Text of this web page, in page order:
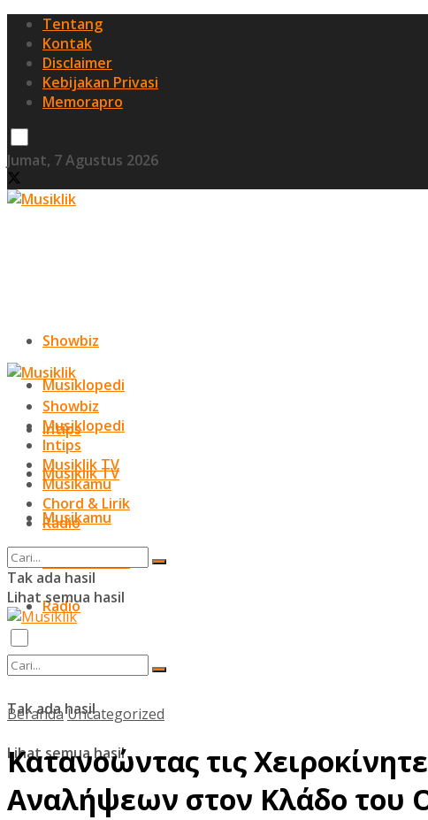
Tentang
Kontak
Disclaimer
Kebijakan Privasi
Memorapro
Jumat, 7 Agustus 2026
Showbiz
Musiklopedi
Intips
Musiklik TV
Musikamu
Radio
Tak ada hasil
Lihat semua hasil
Showbiz
Musiklopedi
Intips
Musiklik TV
Musikamu
Chord & Lirik
Radio
Tak ada hasil
Lihat semua hasil
Beranda Uncategorized
Κατανοώντας τις
Αναλήψεων στον Κλάδο του